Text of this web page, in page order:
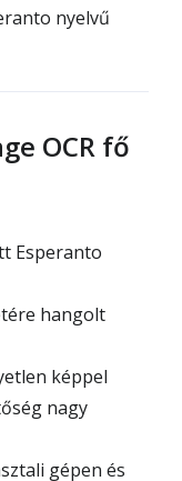
nyelvű
OCR fő
Esperanto
hangolt
képpel
nagy
gépen és